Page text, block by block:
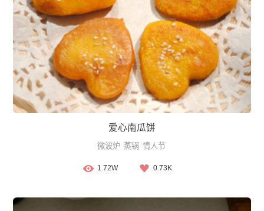
爱心南瓜饼
微波炉 蒸锅 情人节
1.72W 0.73K